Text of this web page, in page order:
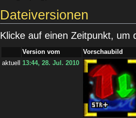
Dateiversionen
Klicke auf einen Zeitpunkt, um
Version vom
Vorschaubild
aktuell
13:44, 28. Jul. 2010